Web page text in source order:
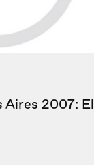
Aires 2007: El